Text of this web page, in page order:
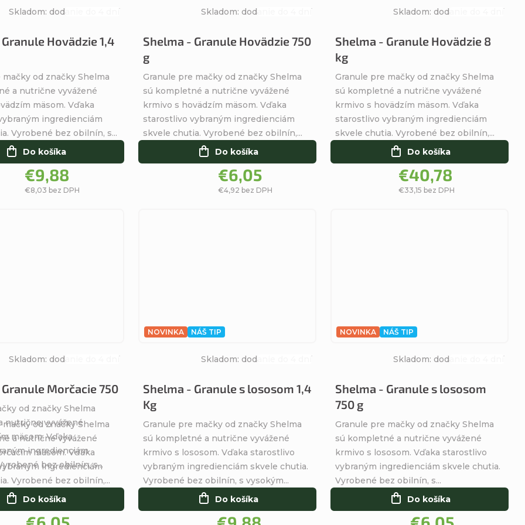
Hovädzie 1,4
produktu
5,0
z
5
hviezdičiek.
Skladom: dodanie do 4 dní
€8,03 bez DPH
€9,88
Do košíka
mačky od značky Shelma
a nutrične vyvážené
mäsom. Vďaka
ingredienciám
Vyrobené bez obilnín, s...
Shelma - Granule Hovädzie 750
g
produktu
5,0
z
5
hviezdičiek.
Skladom: dodanie do 4 dní
€4,92 bez DPH
€6,05
Do košíka
Granule pre mačky od značky Shelma
sú kompletné a nutrične vyvážené
krmivo s hovädzím mäsom. Vďaka
starostlivo vybraným ingredienciám
skvele chutia. Vyrobené bez obilnín,...
Shelma - Granule Hovädzie 8
kg
produktu
4,6
z
5
hviezdičiek.
Skladom: dodanie do 4 dní
€33,15 bez DPH
€40,78
Do košíka
Granule pre mačky od značky Shelma
sú kompletné a nutrične vyvážené
krmivo s hovädzím mäsom. Vďaka
starostlivo vybraným ingredienciám
skvele chutia. Vyrobené bez obilnín,...
od značky Shelma
nutrične vyvážené
mäsom. Vďaka
ingredienciám
bez obilnín, s...
Morčacie 750
produktu
je
5,0
z
5
hviezdičiek.
Skladom: dodanie do 4 dní
Do košíka
mačky od značky Shelma
a nutrične vyvážené
mäsom. Vďaka
ingredienciám
Vyrobené bez obilnín,...
NOVINKA NÁŠ TIP
Shelma - Granule s lososom 1,4
Kg
produktu
5,0
z
5
hviezdičiek.
Skladom: dodanie do 4 dní
Do košíka
Granule pre mačky od značky Shelma
sú kompletné a nutrične vyvážené
krmivo s lososom. Vďaka starostlivo
vybraným ingredienciám skvele chutia.
Vyrobené bez obilnín, s vysokým...
NOVINKA NÁŠ TIP
Shelma - Granule s lososom
750 g
produktu
5,0
z
5
hviezdičiek.
Skladom: dodanie do 4 dní
Do košíka
Granule pre mačky od značky Shelma
sú kompletné a nutrične vyvážené
krmivo s lososom. Vďaka starostlivo
vybraným ingredienciám skvele chutia.
Vyrobené bez obilnín, s...